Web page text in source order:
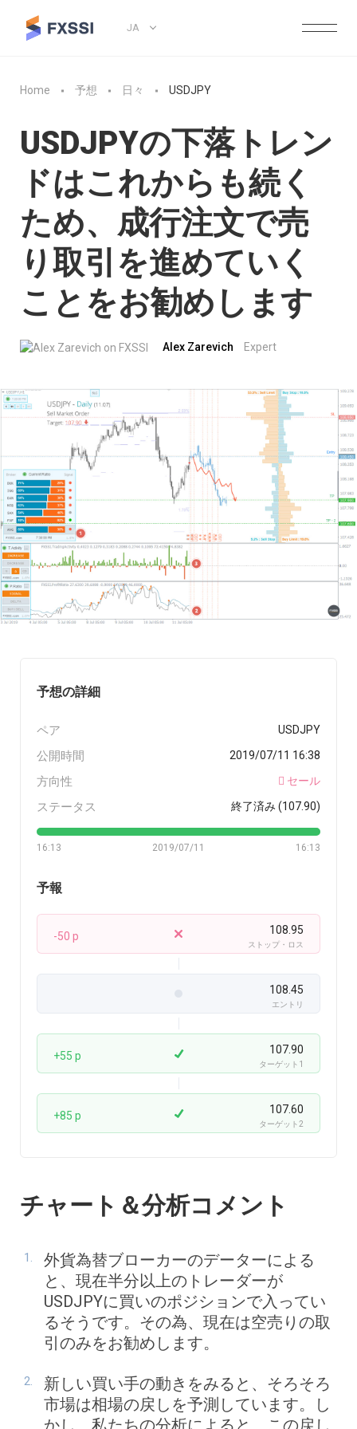
JA
Home 予想 日々 USDJPY
USDJPYの下落トレン
ドはこれからも続く
ため、成行注文で売
り取引を進めていく
ことをお勧めします
Alex Zarevich Expert
予想の詳細
ペア USDJPY
公開時間 2019/07/11 16:38
方向性 セール
ステータス 終了済み (107.90)
16:13 16:13
2019/07/11
予報
-50 p 108.95
ストップ・ロス
108.45
エントリ
+55 p 107.90
ターゲット1
+85 p 107.60
ターゲット2
チャート＆分析コメント
外貨為替ブローカーのデーターによる
と、現在半分以上のトレーダーが
USDJPYに買いのポジションで入ってい
るそうです。その為、現在は空売りの取
引のみをお勧めします。
新しい買い手の動きをみると、そろそろ
市場は相場の戻しを予測しています。し